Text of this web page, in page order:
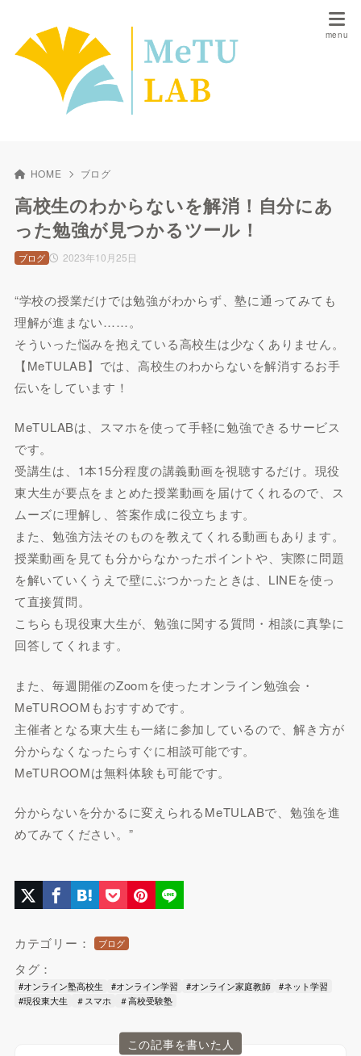
HOME ブログ
高校生のわからないを解消！自分にあ
った勉強が見つかるツール！
2023年10月25日
ブログ
“学校の授業だけでは勉強がわからず、塾に通ってみても
理解が進まない……。
そういった悩みを抱えている高校生は少なくありません。
【MeTULAB】では、高校生のわからないを解消するお手
伝いをしています！
MeTULABは、スマホを使って手軽に勉強できるサービス
です。
受講生は、1本15分程度の講義動画を視聴するだけ。現役
東大生が要点をまとめた授業動画を届けてくれるので、ス
ムーズに理解し、答案作成に役立ちます。
また、勉強方法そのものを教えてくれる動画もあります。
授業動画を見ても分からなかったポイントや、実際に問題
を解いていくうえで壁にぶつかったときは、LINEを使っ
て直接質問。
こちらも現役東大生が、勉強に関する質問・相談に真摯に
回答してくれます。
また、毎週開催のZoomを使ったオンライン勉強会・
MeTUROOMもおすすめです。
主催者となる東大生も一緒に参加しているので、解き方が
分からなくなったらすぐに相談可能です。
MeTUROOMは無料体験も可能です。
分からないを分かるに変えられるMeTULABで、勉強を進
めてみてください。”
カテゴリー： ブログ
タグ：
#オンライン塾高校生 #オンライン学習 #オンライン家庭教師
#ネット学習
#現役東大生
＃スマホ ＃高校受験塾
この記事を書いた人